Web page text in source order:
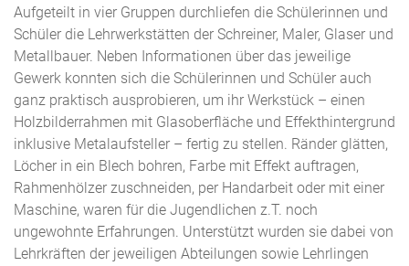
Aufgeteilt in vier Gruppen durchliefen die Schülerinnen und
Schüler die Lehrwerkstätten der Schreiner, Maler, Glaser und
Metallbauer. Neben Informationen über das jeweilige
Gewerk konnten sich die Schülerinnen und Schüler auch
ganz praktisch ausprobieren, um ihr Werkstück – einen
Holzbilderrahmen mit Glasoberfläche und Effekthintergrund
inklusive Metalaufsteller – fertig zu stellen. Ränder glätten,
Löcher in ein Blech bohren, Farbe mit Effekt auftragen,
Rahmenhölzer zuschneiden, per Handarbeit oder mit einer
Maschine, waren für die Jugendlichen z.T. noch
ungewohnte Erfahrungen. Unterstützt wurden sie dabei von
Lehrkräften der jeweiligen Abteilungen sowie Lehrlingen